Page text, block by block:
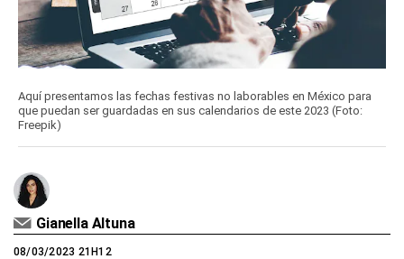
Aquí presentamos las fechas festivas no laborables en México para
que puedan ser guardadas en sus calendarios de este 2023 (Foto:
Freepik)
Gianella Altuna
08/03/2023 21H12